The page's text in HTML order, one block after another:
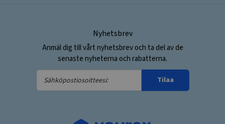
Nyhetsbrev
Anmäl dig till vårt nyhetsbrev och ta del av de
senaste nyheterna och rabatterna.
Sähköpostiosoitteesi:
Tilaa